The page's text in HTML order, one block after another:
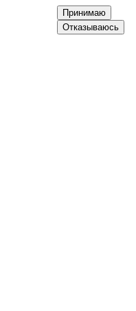
Принимаю
Отказываюсь